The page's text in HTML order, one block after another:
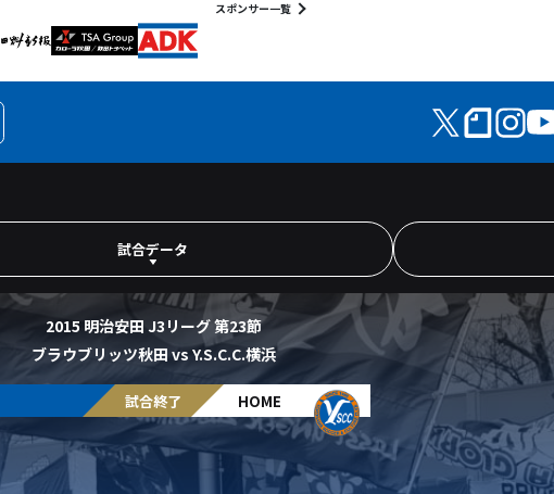
スポンサー一覧
試合データ
2015 明治安田 J3リーグ 第23節
ブラウブリッツ秋田 vs Y.S.C.C.横浜
試合終了 HOME